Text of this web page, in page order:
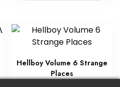
Hellboy Volume 6 Strange
Places